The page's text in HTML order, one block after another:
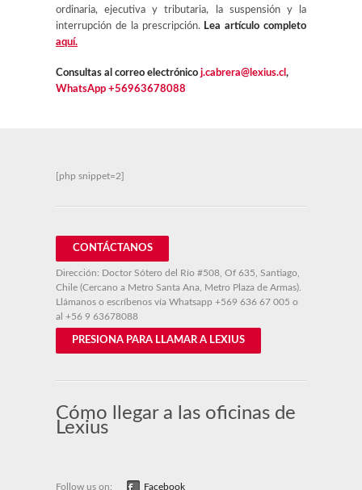
ordinaria, ejecutiva y tributaria, la suspensión y la
interrupción de la prescripción. Lea artículo completo
aquí.
Consultas al correo electrónico j.cabrera@lexius.cl ,
WhatsApp +56963678088
[php snippet=2]
CONTÁCTANOS
Dirección: Doctor Sótero del Río #508, Of 635, Santiago,
Chile (Cercano a Metro Santa Ana, Metro Plaza de Armas).
Llámanos o escríbenos vía Whatsapp +569 636 67 005 o
al +56 9 63678088
PRESIONA PARA LLAMAR A LEXIUS
Cómo llegar a las oficinas de
Lexius
Follow us on: Facebook